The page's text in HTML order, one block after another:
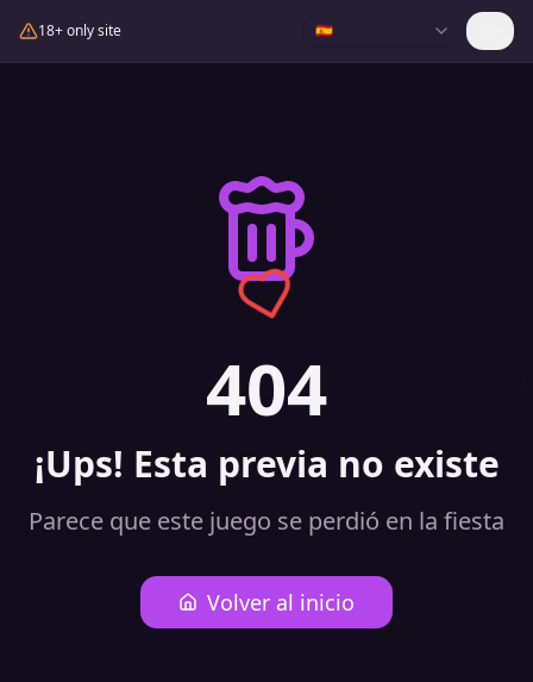
18+ only site 🇪🇸
404
¡Ups! Esta previa no existe
Parece que este juego se perdió en la fiesta
Volver al inicio